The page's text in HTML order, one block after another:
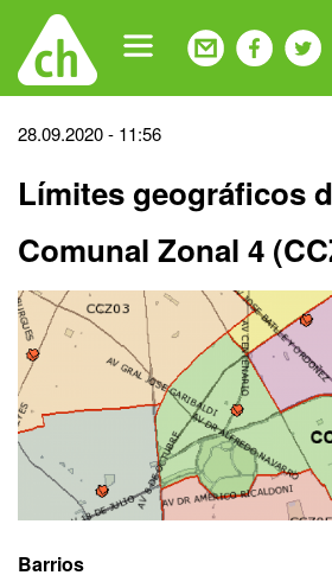
navigation
Back
top
28.09.2020 - 11:56
Límites geográficos
Comunal Zonal 4
Barrios